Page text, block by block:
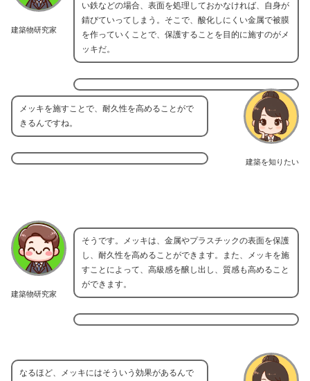
建築物研究家
い鉄などの場合、表面を処理しておかなければ、自身が
錆びていってしまう。そこで、酸化しにくい金属で被膜
を作っていくことで、保護することを目的に施すのがメ
ッキだ。
建築を知りたい
メッキを施すことで、耐久性を高めることがで
きるんですね。
建築物研究家
そうです。メッキは、金属やプラスチックの表面を保護
し、耐久性を高めることができます。また、メッキを施
すことによって、高級感を醸し出し、質感も高めること
ができます。
なるほど、メッキにはそういう効果があるんで